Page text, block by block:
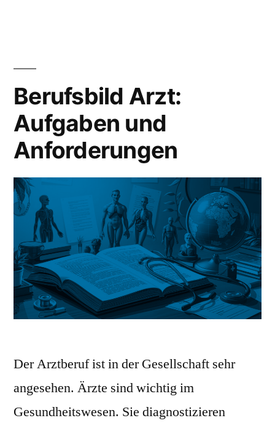
Berufsbild Arzt:
Aufgaben und
Anforderungen
Der Arztberuf ist in der Gesellschaft sehr
angesehen. Ärzte sind wichtig im
Gesundheitswesen. Sie diagnostizieren